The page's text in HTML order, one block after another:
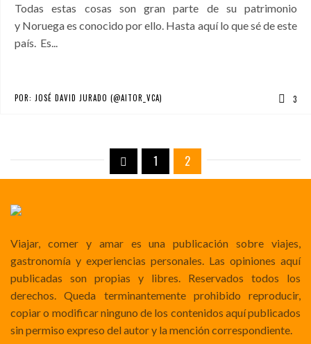
Todas estas cosas son gran parte de su patrimonio
y Noruega es conocido por ello. Hasta aquí lo que sé de este
país. Es...
POR: JOSÉ DAVID JURADO (@AITOR_VCA) 3
1 2
Viajar, comer y amar es una publicación sobre viajes,
gastronomía y experiencias personales. Las opiniones aquí
publicadas son propias y libres. Reservados todos los
derechos. Queda terminantemente prohibido reproducir,
copiar o modificar ninguno de los contenidos aquí publicados
sin permiso expreso del autor y la mención correspondiente.